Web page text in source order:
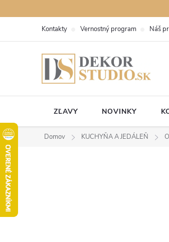
na
Kontakty Vernostný program Náš
ZĽAVY NOVINKY
Domov KUCHYŇA A JEDÁLEŇ